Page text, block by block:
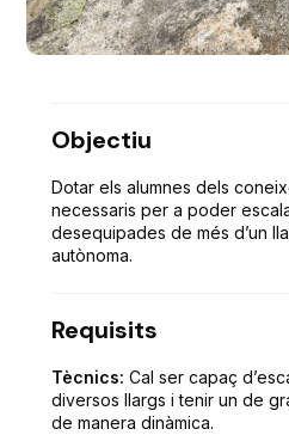
Objectiu
Dotar els alumnes dels
necessaris per a poder
desequipades de més d’un
autònoma.
Requisits
Tècnics: Cal ser capaç
diversos llargs i tenir un de
de manera dinàmica.